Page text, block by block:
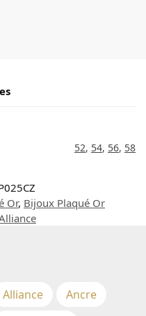
52, 54, 56, 58
Or, Bijoux Plaqué Or
Alliance
Ancre